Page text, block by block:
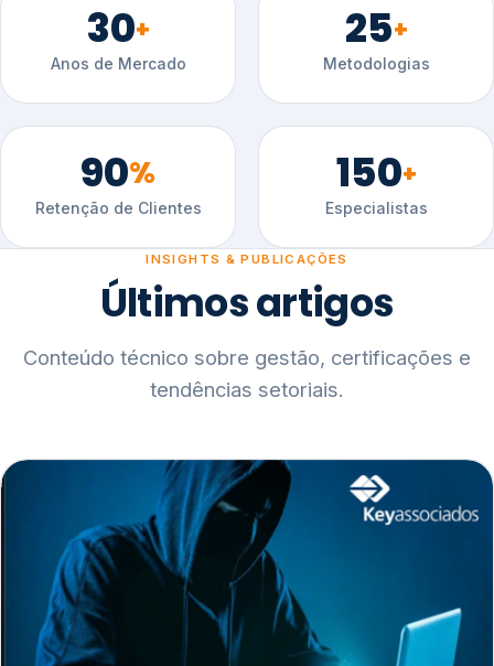
30+
Anos de Mercado
25+
Metodologias
90%
Retenção de Clientes
150+
Especialistas
INSIGHTS & PUBLICAÇÕES
Últimos artigos
Conteúdo técnico sobre gestão, certificações e
tendências setoriais.